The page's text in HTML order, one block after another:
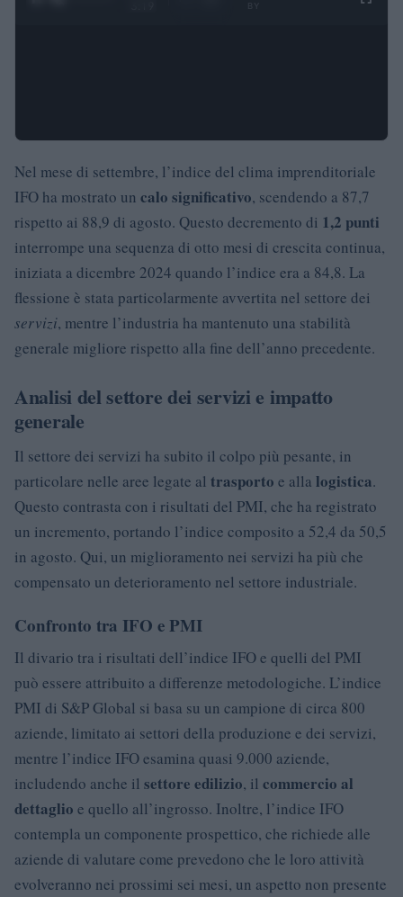
Nel mese di settembre, l’indice del clima imprenditoriale
IFO ha mostrato un calo significativo, scendendo a 87,7
rispetto ai 88,9 di agosto. Questo decremento di 1,2 punti
interrompe una sequenza di otto mesi di crescita continua,
iniziata a dicembre 2024 quando l’indice era a 84,8. La
flessione è stata particolarmente avvertita nel settore dei
servizi, mentre l’industria ha mantenuto una stabilità
generale migliore rispetto alla fine dell’anno precedente.
Analisi del settore dei servizi e impatto
generale
Il settore dei servizi ha subito il colpo più pesante, in
particolare nelle aree legate al trasporto e alla logistica.
Questo contrasta con i risultati del PMI, che ha registrato
un incremento, portando l’indice composito a 52,4 da 50,5
in agosto. Qui, un miglioramento nei servizi ha più che
compensato un deterioramento nel settore industriale.
Confronto tra IFO e PMI
Il divario tra i risultati dell’indice IFO e quelli del PMI
può essere attribuito a differenze metodologiche. L’indice
PMI di S&P Global si basa su un campione di circa 800
aziende, limitato ai settori della produzione e dei servizi,
mentre l’indice IFO esamina quasi 9.000 aziende,
includendo anche il settore edilizio, il commercio al
dettaglio e quello all’ingrosso. Inoltre, l’indice IFO
contempla un componente prospettico, che richiede alle
aziende di valutare come prevedono che le loro attività
evolveranno nei prossimi sei mesi, un aspetto non presente